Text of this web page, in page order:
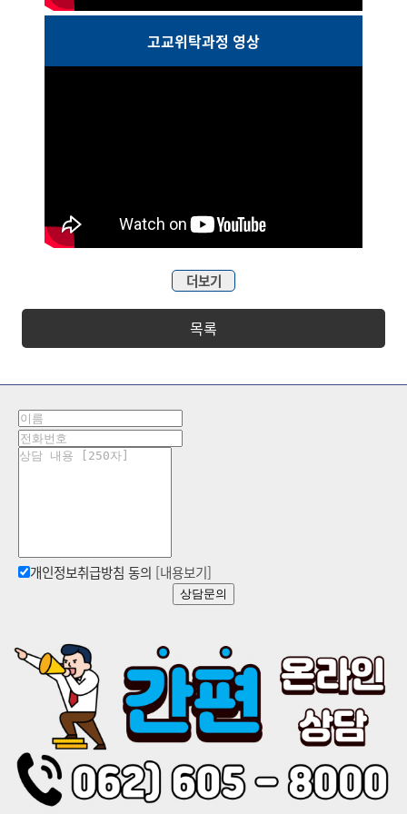
고교위탁과정 영상
더보기
목록
개인정보취급방침 동의 [내용보기]
상담문의